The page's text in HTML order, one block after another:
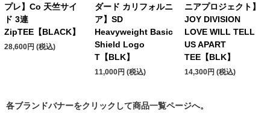
プレ】Co 天竺サイ
ド 3連
ZipTEE【BLACK】
28,600円 (税込)
ダード カリフォルニ
ア】SD
Heavyweight Basic
Shield Logo
T【BLK】
11,000円 (税込)
ニアプロジェクト】
JOY DIVISION
LOVE WILL TELL
US APART
TEE【BLK】
14,300円 (税込)
各ブランドバナーをクリックして商品一覧ページへ。